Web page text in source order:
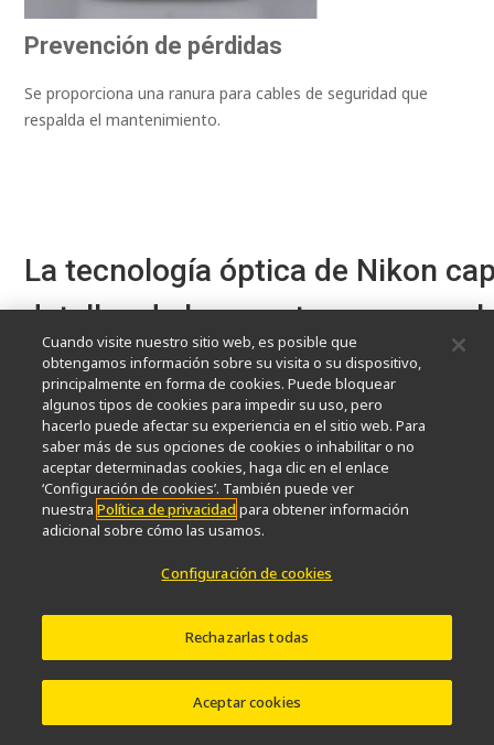
Prevención de pérdidas
Se proporciona una ranura para cables de seguridad que
respalda el mantenimiento.
La tecnología óptica de Nikon
detalles de la muestra con una
asombrosa y colores reales.
Nikon ha desarrollado y perfeccionado la
desde su fundación en 1917. El ECLIPSE Ei
alta calidad de Nikon, resultado de más de 100
experiencia óptica.
Cuando visite nuestro sitio web, es posible que
obtengamos información sobre su visita o su dispositivo,
principalmente en forma de cookies. Puede bloquear
algunos tipos de cookies para impedir su uso, pero
hacerlo puede afectar su experiencia en el sitio web. Para
saber más de sus opciones de cookies o inhabilitar o no
aceptar determinadas cookies, haga clic en el enlace
‘Configuración de cookies’. También puede ver
nuestraPolítica de privacidad para obtener información
adicional sobre cómo las usamos.
Configuración de cookies
Rechazarlas todas
Aceptar cookies